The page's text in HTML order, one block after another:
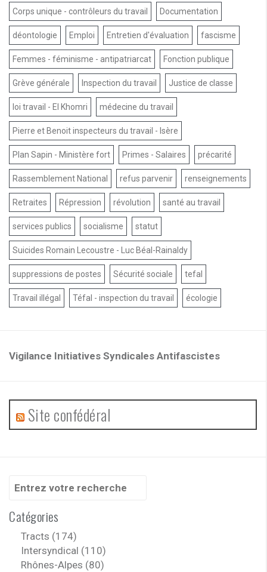
Corps unique - contrôleurs du travail Documentation
déontologie Emploi Entretien d'évaluation fascisme
Femmes - féminisme - antipatriarcat Fonction publique
Grève générale Inspection du travail Justice de classe
loi travail - El Khomri médecine du travail
Pierre et Benoit inspecteurs du travail - Isère
Plan Sapin - Ministère fort Primes - Salaires précarité
Rassemblement National refus parvenir renseignements
Retraites Répression révolution santé au travail
services publics socialisme statut
Suicides Romain Lecoustre - Luc Béal-Rainaldy
suppressions de postes Sécurité sociale tefal
Travail illégal Téfal - inspection du travail écologie
Vigilance Initiatives Syndicales Antifascistes
Site confédéral
Recherche
:Catégories
Tracts (174)
Intersyndical (110)
Rhônes-Alpes (80)